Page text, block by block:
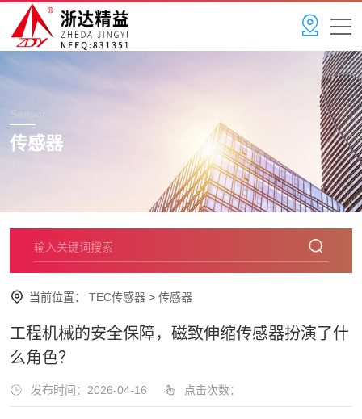
Sensor
传感器
当前位置： TEC传感器 > 传感器
工程机械的安全保障，磁致伸缩传感器扮演了什
么角色？
发布时间：2026-04-16 点击次数：